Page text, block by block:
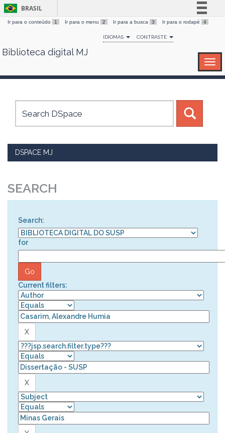
Skip
BRASIL
Simplifique!
Comunica BR
Canais
Ir para o conteúdo 1 Ir para o menu 2 Ir para a busca 3 Ir para o rodapé 4
IDIOMAS CONTRASTE
Biblioteca digital MJ
DSPACE MJ
SEARCH
Search:
for
Current filters: